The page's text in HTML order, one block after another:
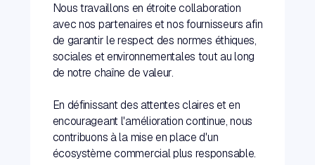
Nous travaillons en étroite collaboration
avec nos partenaires et nos fournisseurs afin
de garantir le respect des normes éthiques,
sociales et environnementales tout au long
de notre chaîne de valeur.
En définissant des attentes claires et en
encourageant l'amélioration continue, nous
contribuons à la mise en place d'un
écosystème commercial plus responsable.